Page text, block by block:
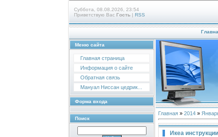
Суббота, 08.08.2026, 23:54
Приветствую Вас Гость | RSS
Меню сайта
Главная страница
Информация о сайте
Обратная связь
Мануал Ниссан цедрик...
Форма входа
Поиск
Главная » 2014 »
Икеа